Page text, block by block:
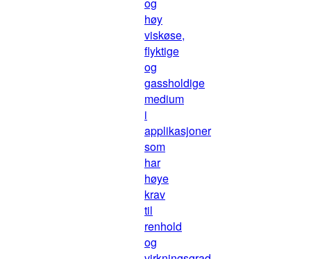
høy
viskøse,
flyktige
og
gassholdige
medium
i
applikasjoner
som
har
høye
krav
til
renhold
og